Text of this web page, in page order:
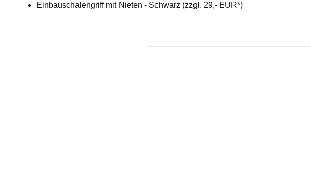
Einbauschalengriff mit Nieten - Schwarz (zzgl. 29,- EUR*)